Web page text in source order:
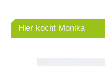
Hier kocht Monika